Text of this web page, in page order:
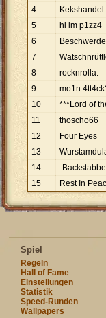
4
Kekshandel
5
hi im p1zz4
6
7
8
rocknrolla.
9
10
***Lord of
11
thoscho66
12
Four Eyes
13
14
-
15
Rest In
Spiel
Regeln
Hall of Fame
Einstellungen
Statistik
Speed-Runden
Wallpapers